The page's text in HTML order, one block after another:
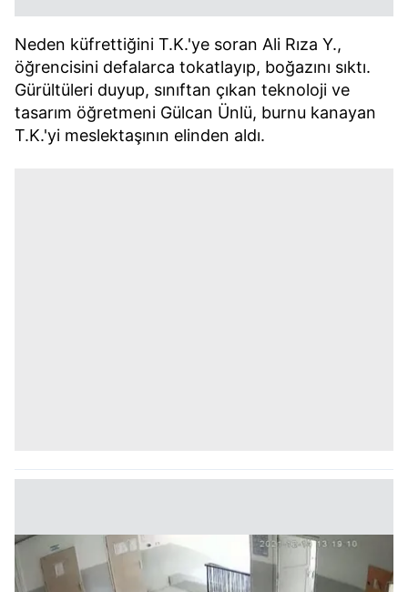
Neden küfrettiğini T.K.'ye soran Ali Rıza Y.,
öğrencisini defalarca tokatlayıp, boğazını sıktı.
Gürültüleri duyup, sınıftan çıkan teknoloji ve
tasarım öğretmeni Gülcan Ünlü, burnu kanayan
T.K.'yi meslektaşının elinden aldı.